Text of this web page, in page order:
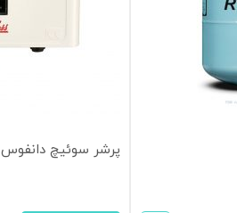
پرشر سوئیچ دانفوس KP5 ریست دار